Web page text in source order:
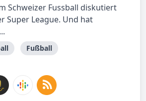
Schweizer Fussball diskutiert
Super League. Und hat
Fußball